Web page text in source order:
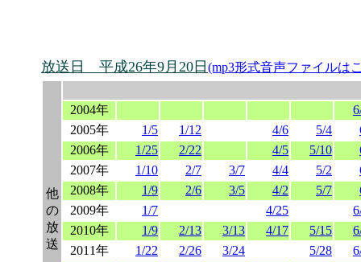
放送日 平成26年9月20日 (mp3形式音声ファイルは
他
の
放
送
2004年
2005年
1/5 1/12 4/6 5/4
2006年
1/25 2/22 4/5 5/10
2007年
1/10 2/7 3/7 4/4 5/2
2008年
1/9 2/6 3/5 4/2 5/7
2009年
1/7 4/25
2010年
1/9 2/13 3/13 4/17 5/15
2011年
1/22 2/26 3/24 5/28